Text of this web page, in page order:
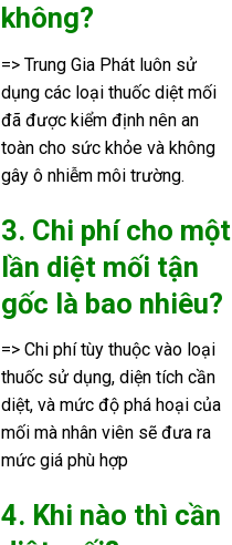
không?
=> Trung Gia Phát luôn sử
dụng các loại thuốc diệt mối
đã được kiểm định nên an
toàn cho sức khỏe và không
gây ô nhiễm môi trường.
3. Chi phí cho một
lần diệt mối tận
gốc là bao nhiêu?
=> Chi phí tùy thuộc vào loại
thuốc sử dụng, diện tích cần
diệt, và mức độ phá hoại của
mối mà nhân viên sẽ đưa ra
mức giá phù hợp
4. Khi nào thì cần